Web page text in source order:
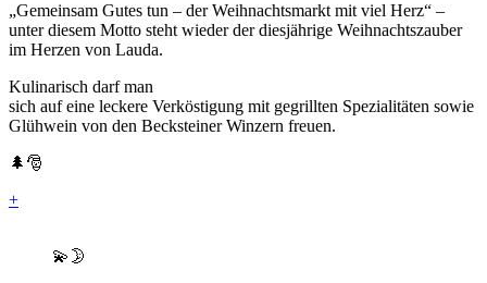
„Gemeinsam Gutes tun – der Weihnachtsmarkt mit viel Herz“ –
unter diesem Motto steht wieder der diesjährige Weihnachtszauber
im Herzen von Lauda.
Kulinarisch darf man
sich auf eine leckere Verköstigung mit gegrillten Spezialitäten sowie
Glühwein von den Becksteiner Winzern freuen.
🌲🎅
+
💫🌛